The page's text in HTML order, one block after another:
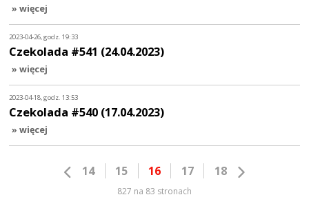
» więcej
2023-04-26, godz. 19:33
Czekolada #541 (24.04.2023)
» więcej
2023-04-18, godz. 13:53
Czekolada #540 (17.04.2023)
» więcej
14 15 16 17 18
827 na 83 stronach